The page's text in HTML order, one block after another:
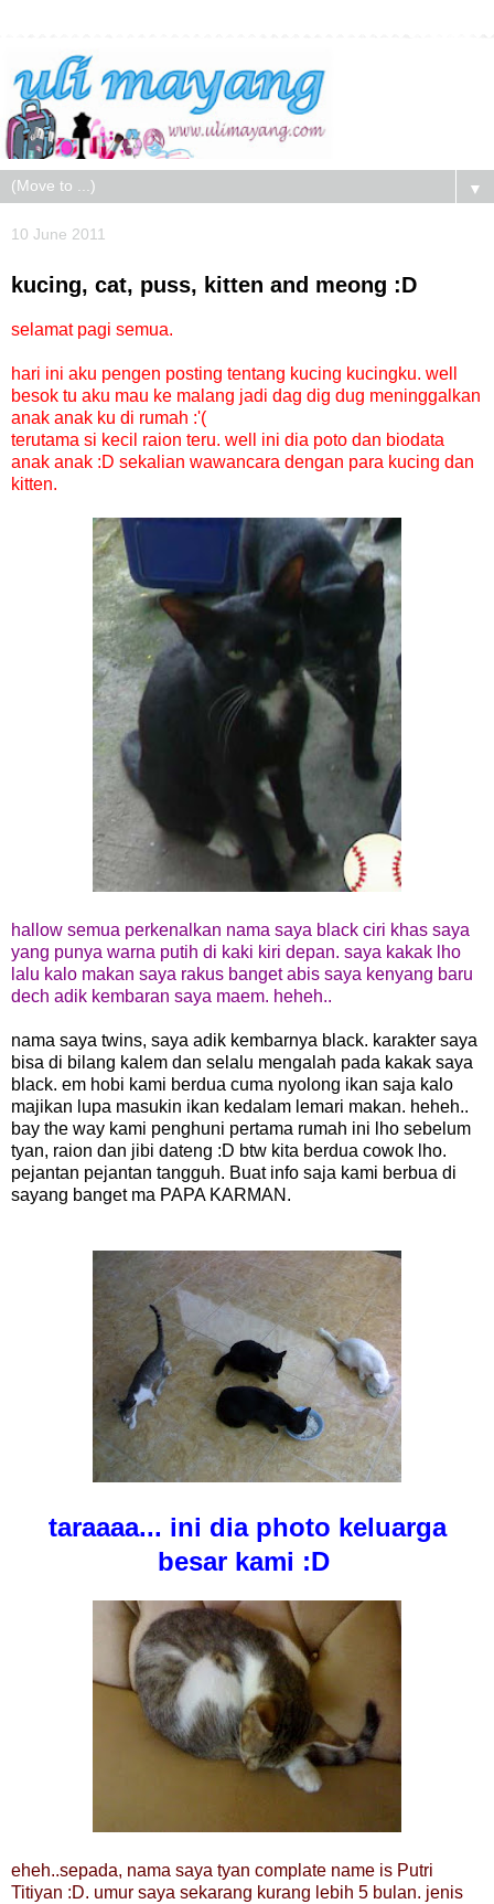
▼
10 June 2011
kucing, cat, puss, kitten and meong :D
selamat pagi semua.
hari ini aku pengen posting tentang kucing kucingku. well
besok tu aku mau ke malang jadi dag dig dug meninggalkan
anak anak ku di rumah :'(
terutama si kecil raion teru. well ini dia poto dan biodata
anak anak :D sekalian wawancara dengan para kucing dan
kitten.
hallow semua perkenalkan nama saya black ciri khas saya
yang punya warna putih di kaki kiri depan. saya kakak lho
lalu kalo makan saya rakus banget abis saya kenyang baru
dech adik kembaran saya maem. heheh..
nama saya twins, saya adik kembarnya black. karakter saya
bisa di bilang kalem dan selalu mengalah pada kakak saya
black. em hobi kami berdua cuma nyolong ikan saja kalo
majikan lupa masukin ikan kedalam lemari makan. heheh..
bay the way kami penghuni pertama rumah ini lho sebelum
tyan, raion dan jibi dateng :D btw kita berdua cowok lho.
pejantan pejantan tangguh. Buat info saja kami berbua di
sayang banget ma PAPA KARMAN.
taraaaa... ini dia photo keluarga
besar kami :D
eheh..sepada, nama saya tyan complate name is Putri
Titiyan :D. umur saya sekarang kurang lebih 5 bulan. jenis